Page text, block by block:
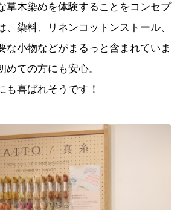
草木染めを体験することをコンセプ
、染料、リネンコットンストール、
な小物などがまるっと含まれていま
めての方にも安心。
も喜ばれそうです！